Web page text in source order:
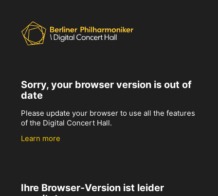
Sorry, your browser version is out of
date
Please update your browser to use all the features
of the Digital Concert Hall.
Learn more
Ihre Browser-Version ist leider